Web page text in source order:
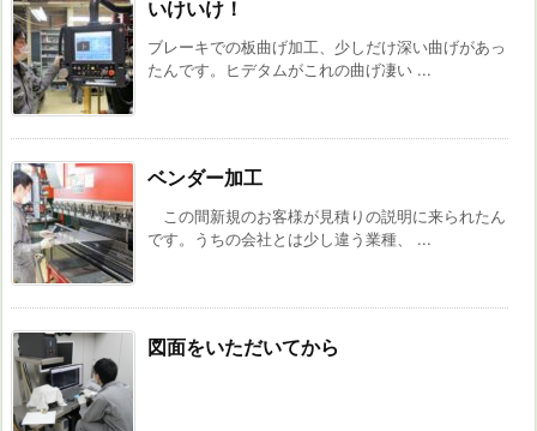
いけいけ！
ブレーキでの板曲げ加工、少しだけ深い曲げがあっ
たんです。ヒデタムがこれの曲げ凄い ...
ベンダー加工
この間新規のお客様が見積りの説明に来られたん
です。うちの会社とは少し違う業種、 ...
図面をいただいてから